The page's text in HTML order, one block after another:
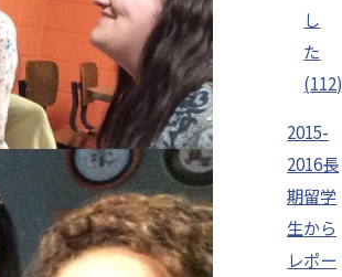
し
た
(112)
2015-
2016長
期留学
生から
レポー